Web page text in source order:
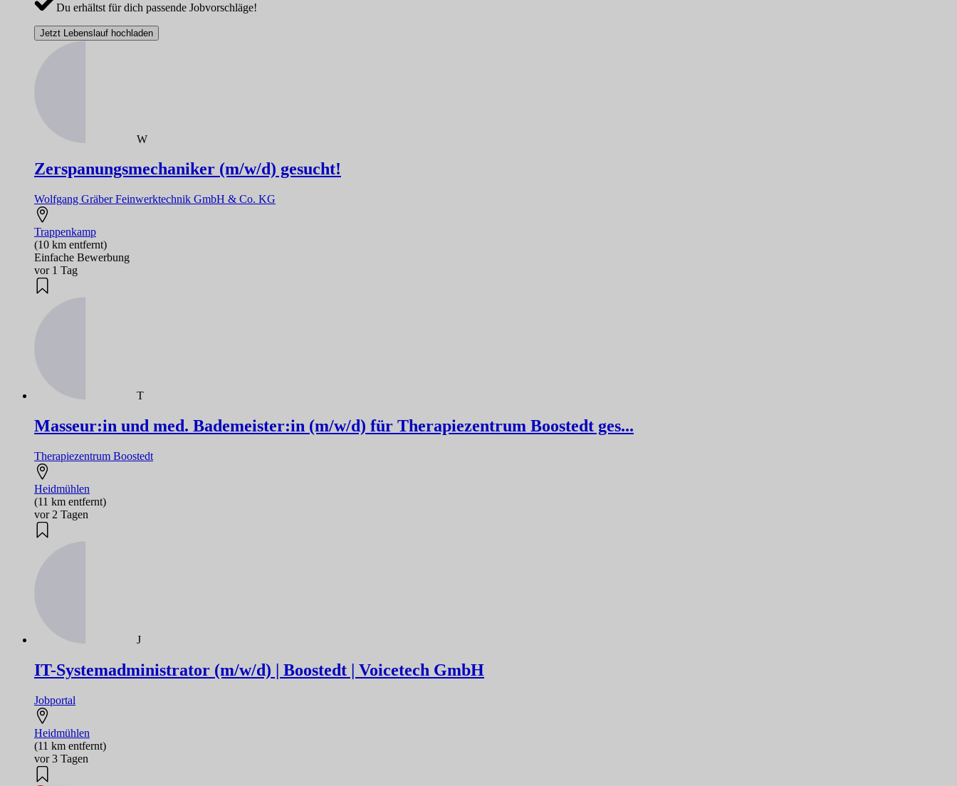
Du erhältst für dich passende Jobvorschläge!
Jetzt Lebenslauf hochladen
W
Zerspanungsmechaniker (m/w/d) gesucht!
Wolfgang Gräber Feinwerktechnik GmbH & Co. KG
Trappenkamp
(10 km entfernt)
Einfache Bewerbung
vor 1 Tag
T
Masseur:in und med. Bademeister:in (m/w/d) für Therapiezentrum Boostedt ges...
Therapiezentrum Boostedt
Heidmühlen
(11 km entfernt)
vor 2 Tagen
J
IT-Systemadministrator (m/w/d) | Boostedt | Voicetech GmbH
Jobportal
Heidmühlen
(11 km entfernt)
vor 3 Tagen